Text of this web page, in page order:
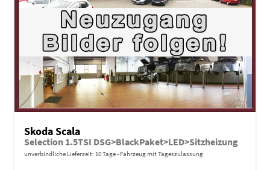
Skoda Scala
Selection 1.5TSI DSG>BlackPaket>LED>Sitzheizung
unverbindliche Lieferzeit: 10 Tage Fahrzeug mit Tageszulassung